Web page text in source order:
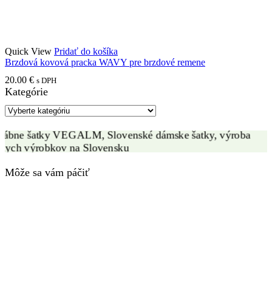
Quick View Pridať do košíka
Brzdová kovová pracka WAVY pre brzdové remene
20.00 € s DPH
Kategórie
VÝROBA HODVÁBNYCH ŠATIEK
Môže sa vám páčiť